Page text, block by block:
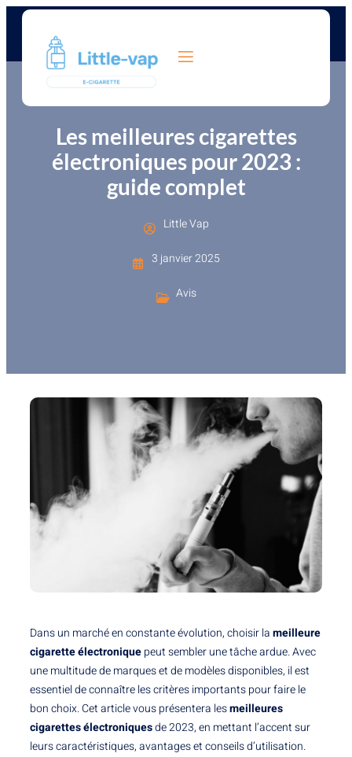
Les meilleures cigarettes
électroniques pour 2023 :
guide complet
Little Vap
3 janvier 2025
Avis
Dans un marché en constante évolution, choisir lameilleure
cigarette électroniquepeut sembler une tâche ardue. Avec
une multitude de marques et de modèles disponibles, il est
essentiel de connaître les critères importants pour faire le
bon choix. Cet article vous présentera lesmeilleures
cigarettes électroniquesde 2023, en mettant l’accent sur
leurs caractéristiques, avantages et conseils d’utilisation.